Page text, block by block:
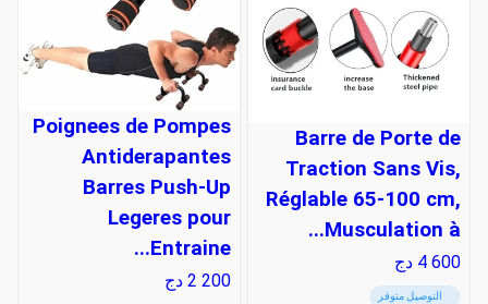
Barre de Porte de
Traction Sans Vis,
Réglable 65-100 cm,
Musculation à...
4 600 دج
التوصيل متوفر
Poignees de Pompes
Antiderapantes
Barres Push-Up
Legeres pour
Entraine...
2 200 دج